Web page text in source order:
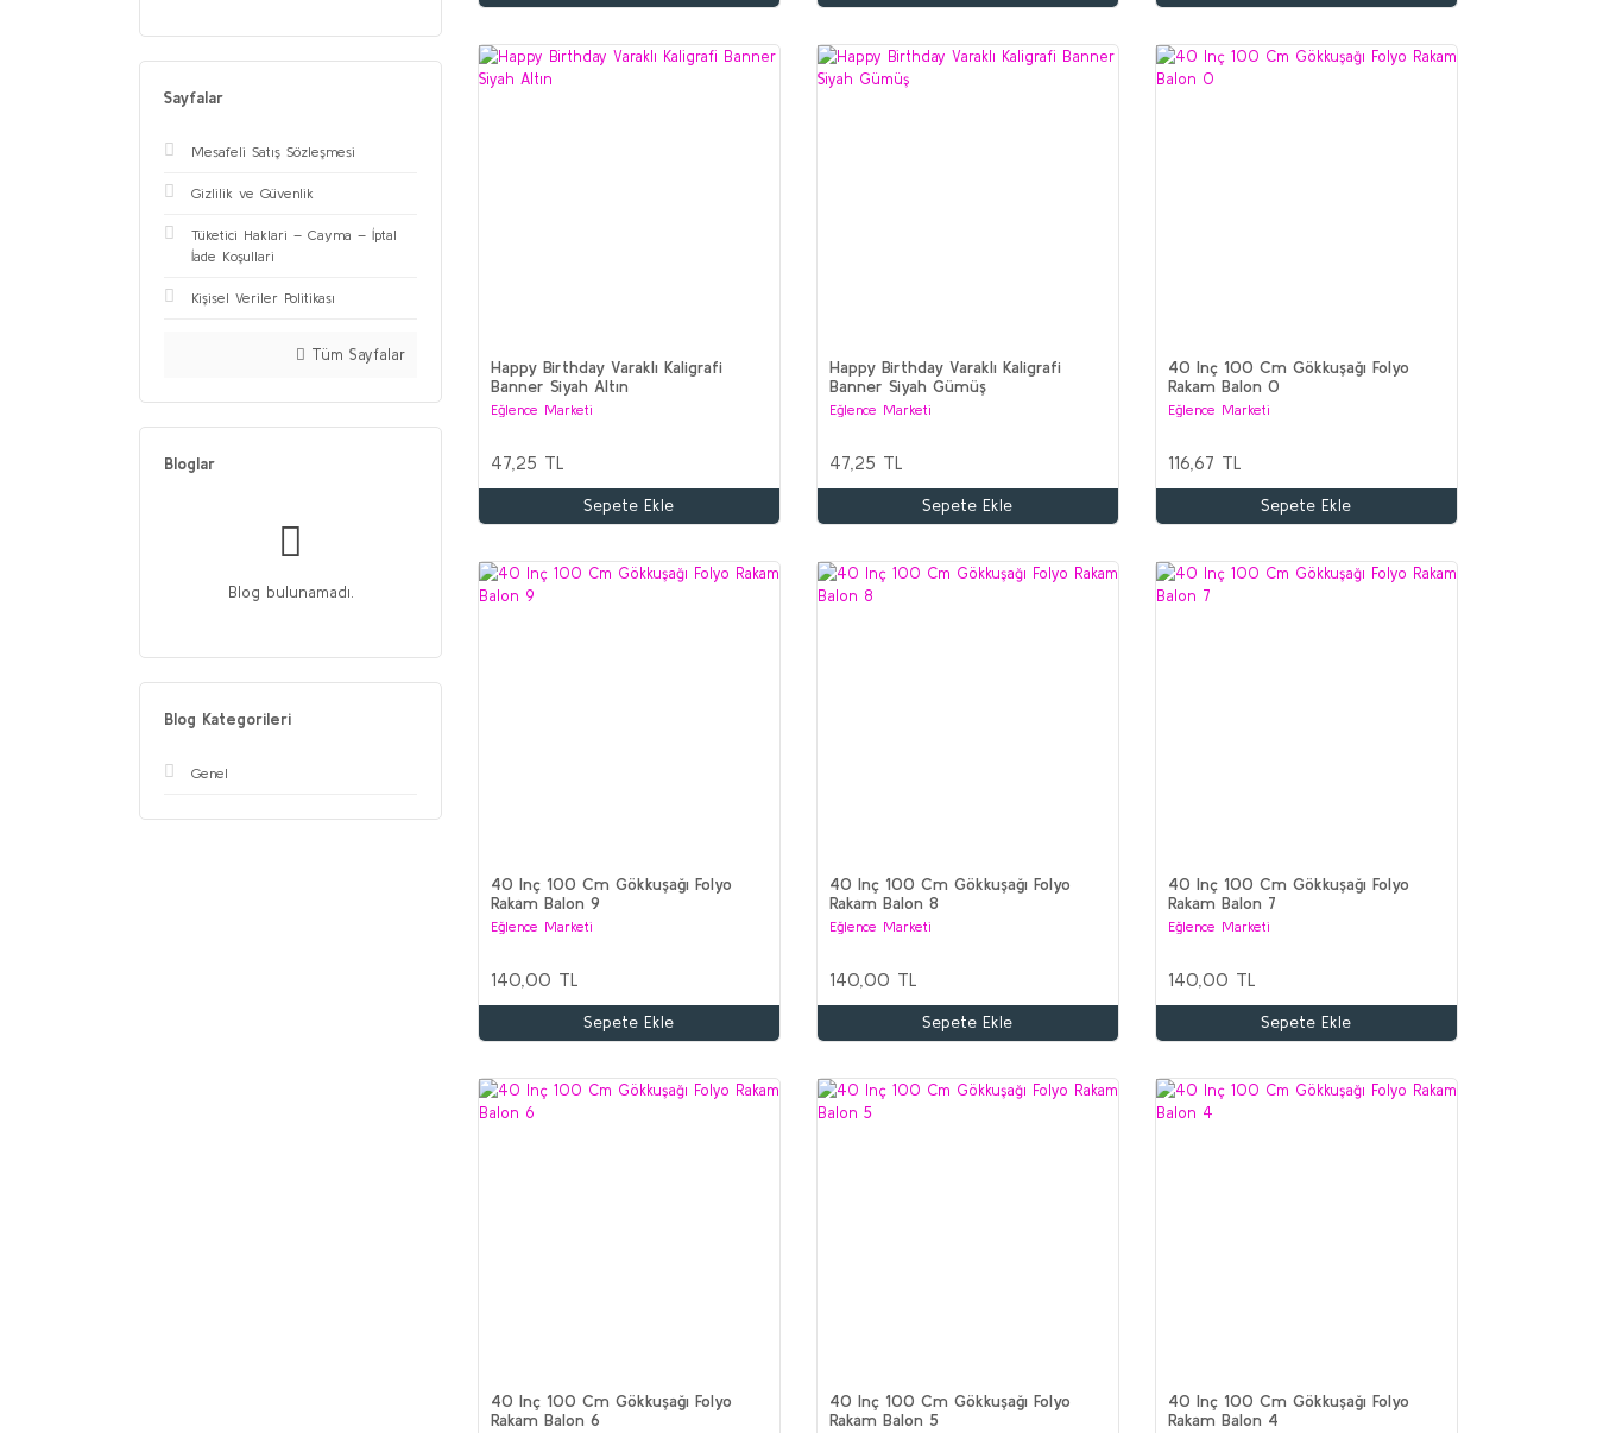
Sayfalar
Mesafeli Satış Sözleşmesi
Gizlilik ve Güvenlik
Tüketici Haklari – Cayma – İptal
İade Koşullari
Kişisel Veriler Politikası
Tüm Sayfalar
Bloglar
Blog bulunamadı.
Blog Kategorileri
Genel
Happy Birthday Varaklı Kaligrafi
Banner Siyah Altın
Eğlence Marketi
47,25 TL
Sepete Ekle
Happy Birthday Varaklı Kaligrafi
Banner Siyah Gümüş
Eğlence Marketi
47,25 TL
Sepete Ekle
40 Inç 100 Cm Gökkuşağı Folyo
Rakam Balon 0
Eğlence Marketi
116,67 TL
Sepete Ekle
40 Inç 100 Cm Gökkuşağı Folyo
Rakam Balon 9
Eğlence Marketi
140,00 TL
Sepete Ekle
40 Inç 100 Cm Gökkuşağı Folyo
Rakam Balon 8
Eğlence Marketi
140,00 TL
Sepete Ekle
40 Inç 100 Cm Gökkuşağı Folyo
Rakam Balon 7
Eğlence Marketi
140,00 TL
Sepete Ekle
40 Inç 100 Cm Gökkuşağı Folyo
Rakam Balon 6
40 Inç 100 Cm Gökkuşağı Folyo
Rakam Balon 5
40 Inç 100 Cm Gökkuşağı Folyo
Rakam Balon 4